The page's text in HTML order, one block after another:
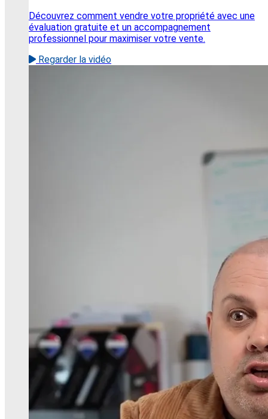
Découvrez comment vendre votre propriété avec une
évaluation gratuite et un accompagnement
professionnel pour maximiser votre vente.
Regarder la vidéo